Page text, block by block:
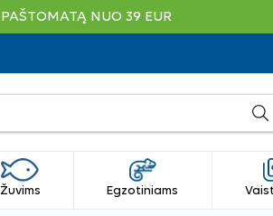
NUO 39 EUR
Žuvims Egzotiniams